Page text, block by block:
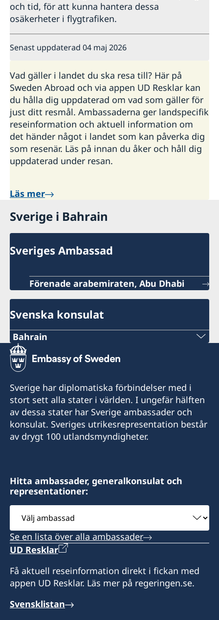
och tid, för att kunna hantera dessa
osäkerheter i flygtrafiken.
Senast uppdaterad 04 maj 2026
Vad gäller i landet du ska resa till? Här på
Sweden Abroad och via appen UD Resklar kan
du hålla dig uppdaterad om vad som gäller för
just ditt resmål. Ambassaderna ger landspecifik
reseinformation och aktuell information om
det händer något i landet som kan påverka dig
som resenär. Läs på innan du åker och håll dig
uppdaterad under resan.
Läs mer
Sverige i Bahrain
Sveriges Ambassad
Förenade arabemiraten, Abu Dhabi
Svenska konsulat
Bahrain
Tel
+973 17 339 799
E-Post
Swecon@batelco.com.bh
Fax
Öppettider är på söndagar, tisdagar och
torsdagar från 9:00 till 12:00
Sverige har diplomatiska förbindelser med i
stort sett alla stater i världen. I ungefär hälften
av dessa stater har Sverige ambassader och
konsulat. Sveriges utrikesrepresentation består
av drygt 100 utlandsmyndigheter.
Hitta ambassader, generalkonsulat och
representationer:
Välj
ambassad
Se en lista över alla ambassader
UD Resklar
Få aktuell reseinformation direkt i fickan med
appen UD Resklar. Läs mer på regeringen.se.
Svensklistan